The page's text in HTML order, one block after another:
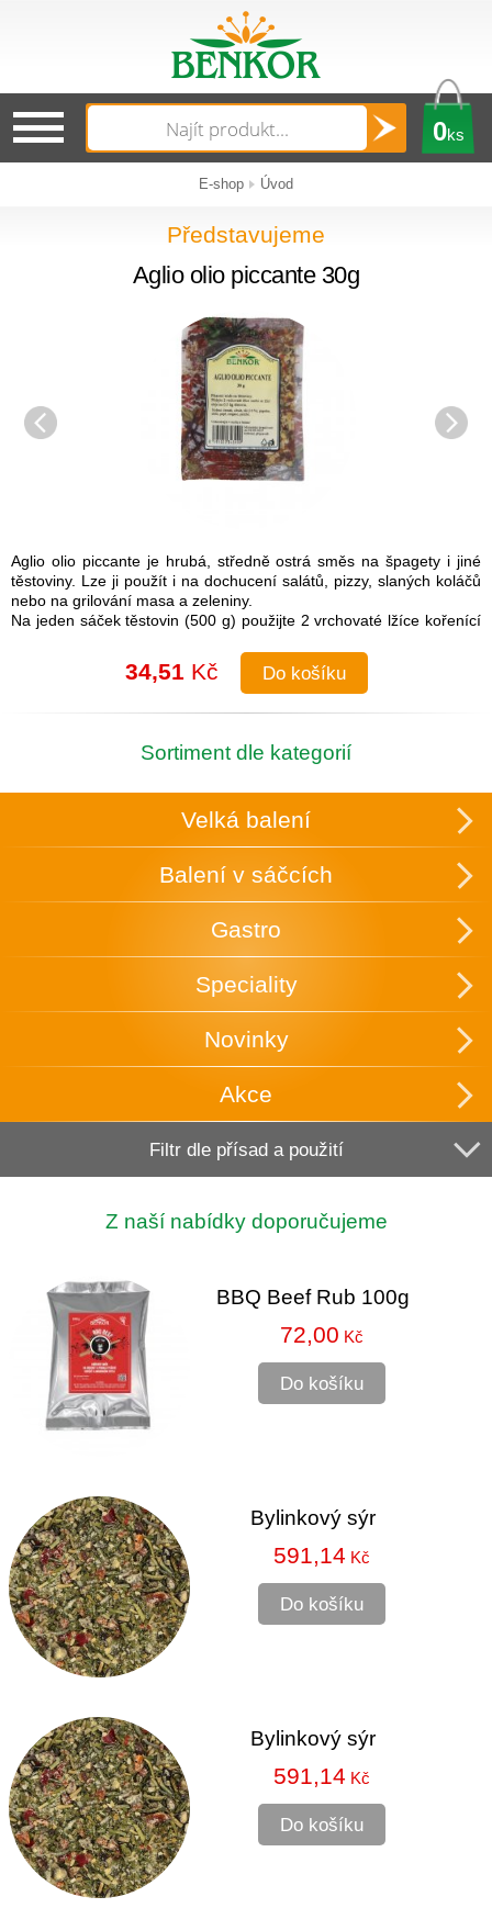
0ks
E-shop Úvod
Představujeme
Aglio olio piccante 30g
Aglio olio piccante je hrubá, středně ostrá směs na špagety i jiné
těstoviny. Lze ji použít i na dochucení salátů, pizzy, slaných koláčů
nebo na grilování masa a zeleniny.
Na jeden sáček těstovin (500 g) použijte 2 vrchovaté lžíce kořenící
Návod na přípravu: Do uvařených těstovin přimíchejte kořenící
směs a lžíci olivového oleje. Je možné také na pánvi olivový olej
rozehřát a koření na něm zlehka opražit, aby se rozvonělo a
následně přidat směs k těstovinám.
v obchodě.
Uchovávejte v suchu a temnu.
34,51Kč Do košíku
Sortiment dle kategorií
Velká balení
Balení v sáčcích
Gastro
Speciality
Novinky
Akce
Filtr dle přísad a použití
Z naší nabídky doporučujeme
BBQ Beef Rub 100g
72,00 Kč
Do košíku
Bylinkový sýr
591,14 Kč
Do košíku
Bylinkový sýr
591,14 Kč
Do košíku